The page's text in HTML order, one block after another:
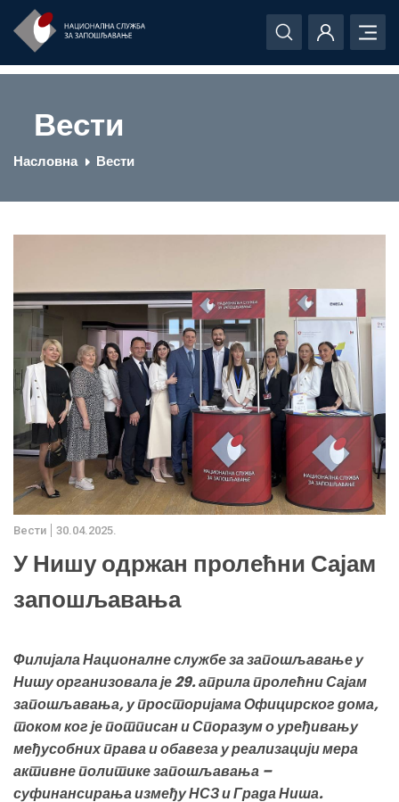
Вести
Насловна Вести
Вести 30.04.2025.
У Нишу одржан пролећни Сајам
запошљавања
Филијала Националне службе за запошљавање у
Нишу организовала је 29. априла пролећни Сајам
запошљавања, у просторијама Официрског дома,
током ког је потписан и Споразум о уређивању
међусобних права и обавеза у реализацији мера
активне политике запошљавања –
суфинансирања између НСЗ и Града Ниша.